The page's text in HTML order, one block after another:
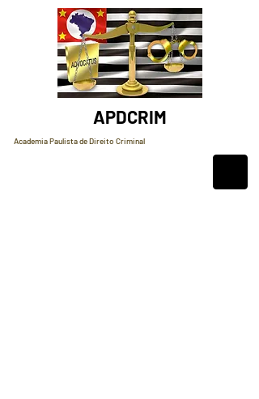
APDCRIM
Academia Paulista de Direito Criminal